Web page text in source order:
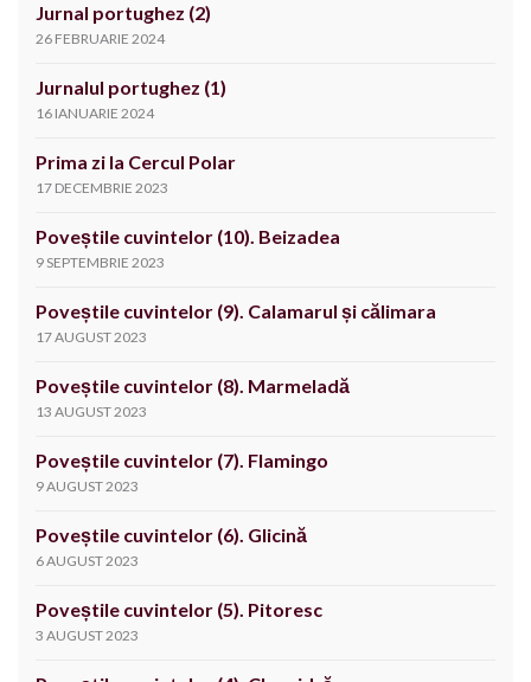
Jurnal portughez (2)
26 FEBRUARIE 2024
Jurnalul portughez (1)
16 IANUARIE 2024
Prima zi la Cercul Polar
17 DECEMBRIE 2023
Poveștile cuvintelor (10). Beizadea
9 SEPTEMBRIE 2023
Poveștile cuvintelor (9). Calamarul și călimara
17 AUGUST 2023
Poveștile cuvintelor (8). Marmeladă
13 AUGUST 2023
Poveștile cuvintelor (7). Flamingo
9 AUGUST 2023
Poveștile cuvintelor (6). Glicină
6 AUGUST 2023
Poveștile cuvintelor (5). Pitoresc
3 AUGUST 2023